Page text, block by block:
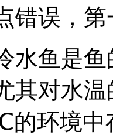
错误，
水鱼是
其对水
的环境中